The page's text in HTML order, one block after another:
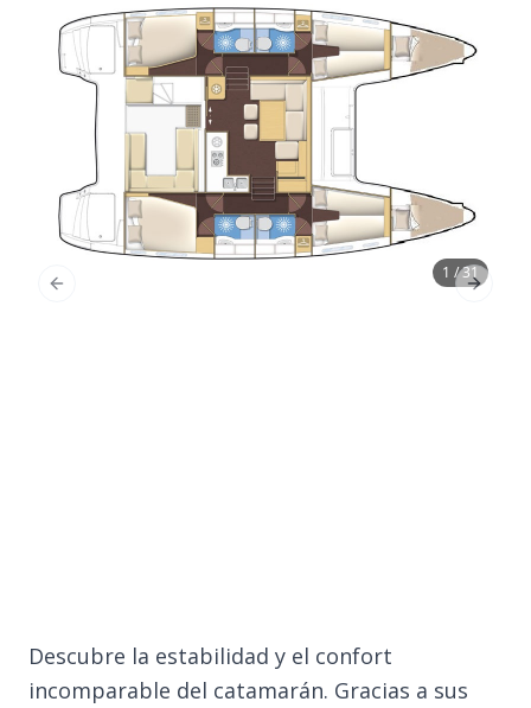
1 / 31
Previous Slide Next
Descubre la estabilidad y el confort
incomparable del catamarán. Gracias a sus